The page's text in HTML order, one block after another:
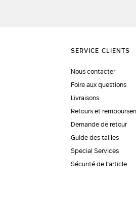
Nous contacter
Foire aux questions
Livraisons
Retours et
Demande de retour
Guide des tailles
Special Services
Sécurité de l'article